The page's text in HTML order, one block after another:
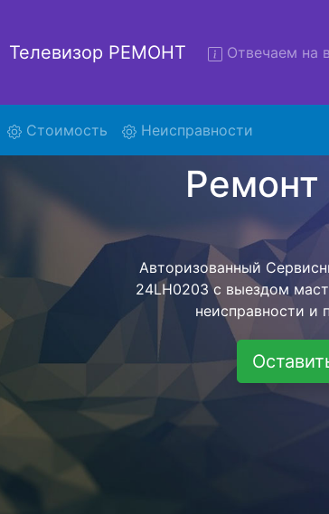
Телевизор РЕМОНТ Отвечаем на
(current)Стоимость Неисправности
Ремонт
Ремонт телевизоров Vityas
помощью нашей
дальнейшего более
останется